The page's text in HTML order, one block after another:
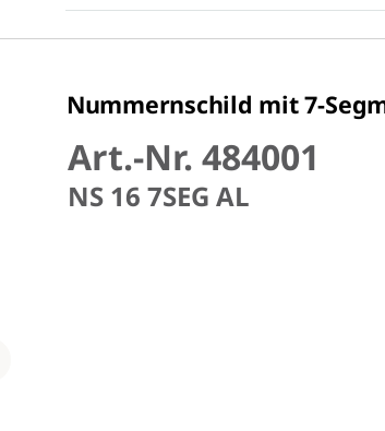
Nummernschild mit 7-
Art.-Nr. 484001
NS 16 7SEG AL